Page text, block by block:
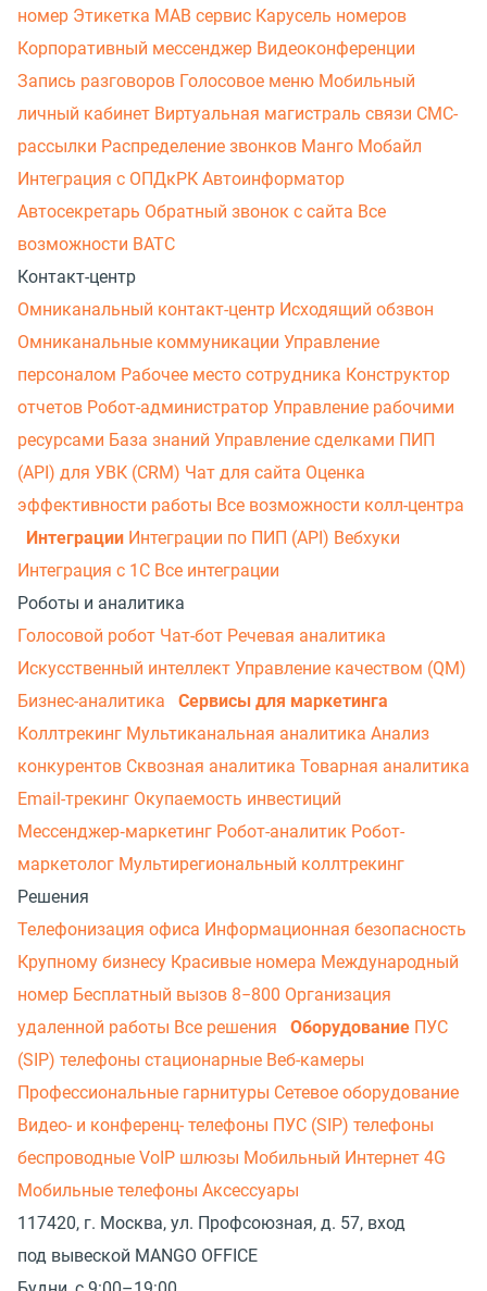
номер Этикетка МАВ сервис Карусель номеров
Корпоративный мессенджер Видеоконференции
Запись разговоров Голосовое меню Мобильный
личный кабинет Виртуальная магистраль связи СМС-
рассылки Распределение звонков Манго Мобайл
Интеграция с ОПДкРК Автоинформатор
Автосекретарь Обратный звонок с сайта Все
возможности ВАТС
Контакт-центр
Омниканальный контакт-центр Исходящий обзвон
Омниканальные коммуникации Управление
персоналом Рабочее место сотрудника Конструктор
отчетов Робот-администратор Управление рабочими
ресурсами База знаний Управление сделками ПИП
(API) для УВК (CRM) Чат для сайта Оценка
эффективности работы Все возможности колл-центра
Интеграции Интеграции по ПИП (API) Вебхуки
Интеграция с 1С Все интеграции
Роботы и аналитика
Голосовой робот Чат-бот Речевая аналитика
Искусственный интеллект Управление качеством (QM)
Бизнес-аналитика
Сервисы для маркетинга
Коллтрекинг Мультиканальная аналитика Анализ
конкурентов Сквозная аналитика Товарная аналитика
Email-трекинг Окупаемость инвестиций
Мессенджер‑маркетинг Робот-аналитик Робот-
маркетолог Мультирегиональный коллтрекинг
Решения
Телефонизация офиса Информационная безопасность
Крупному бизнесу Красивые номера Международный
номер Бесплатный вызов 8−800 Организация
удаленной работы Все решения Оборудование ПУС
(SIP) телефоны стационарные Веб-камеры
Профессиональные гарнитуры Сетевое оборудование
Видео- и конференц- телефоны ПУС (SIP) телефоны
беспроводные VoIP шлюзы Мобильный Интернет 4G
Мобильные телефоны Аксессуары
117420, г. Москва, ул. Профсоюзная, д. 57, вход
под вывеской MANGO OFFICE